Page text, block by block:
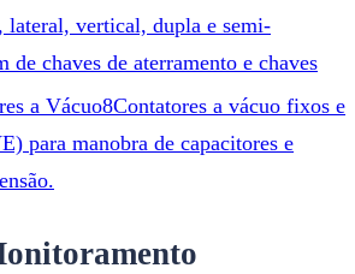
vertical, dupla e semi-
chaves de aterramento e chaves
a Vácuo8Contatores a vácuo fixos e
para manobra de capacitores e